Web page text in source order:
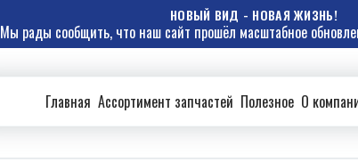
НОВЫЙ ВИД - НОВАЯ ЖИЗНЬ!
Мы рады сообщить, что наш сайт прошёл масштабное
Главная Ассортимент запчастей Полезное О